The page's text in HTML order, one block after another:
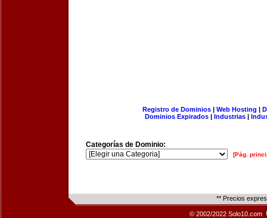
Registro de Dominios| Web Hosting |
Dominios Expirados | Industrias |
Categorías de Dominio:
[Pág.
** Precios
© 2002/2022 Solo10.com